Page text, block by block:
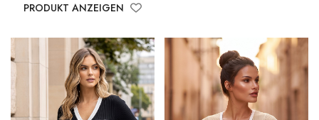
PRODUKT ANZEIGEN